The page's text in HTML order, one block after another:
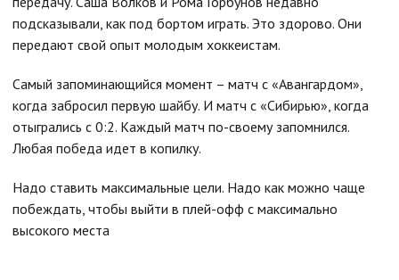
подсказывали, как под бортом играть. Это здорово. Они
передают свой опыт молодым хоккеистам.
Самый запоминающийся момент – матч с «Авангардом»,
когда забросил первую шайбу. И матч с «Сибирью», когда
отыгрались с 0:2. Каждый матч по-своему запомнился.
Любая победа идет в копилку.
Надо ставить максимальные цели. Надо как можно чаще
побеждать, чтобы выйти в плей-офф с максимально
высокого места